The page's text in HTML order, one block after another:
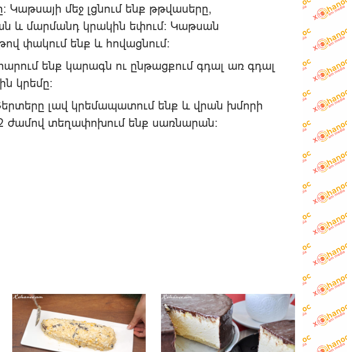
մեջ լցնում ենք թթվասերը,
և մարմանդ կրակին եփում: Կաթսան
փակում ենք և հովացնում:
ենք կարագն ու ընթացքում գդալ առ գդալ
կրեմը:
լավ կրեմապատում ենք և վրան խմորի
ժամով տեղափոխում ենք սառնարան: